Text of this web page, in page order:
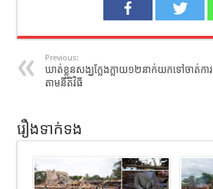
Previous:
ឃាត់ខ្លួនសង្ឃក្លែងក្លាយ១២នាក់យកទៅចាត់ការ
តាមនីតិវិធី
រឿងទាក់ទង